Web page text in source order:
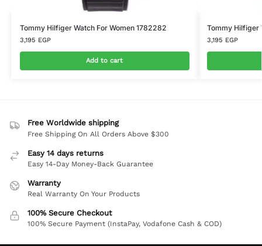
Tommy Hilfiger Watch For Women 1782282
3,195 EGP
Add to cart
Tommy Hilfiger
3,195 EGP
Free Worldwide shipping
Free Shipping On All Orders Above $300
Easy 14 days returns
Easy 14-Day Money-Back Guarantee
Warranty
Real Warranty On Your Products
100% Secure Checkout
100% Secure Payment (InstaPay, Vodafone Cash & COD)